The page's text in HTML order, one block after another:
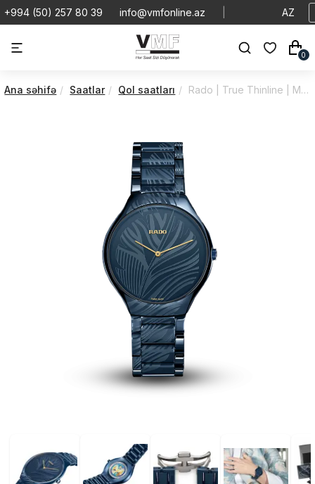
+994 (50) 257 80 39 info@vmfonline.az AZ
0
Ana səhifə Saatlar Qol saatları Rado | True Thinline | My Bird Limited Edition | R27014152